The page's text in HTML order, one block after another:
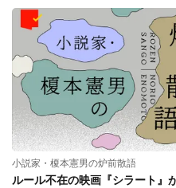
小説家・榎本憲男の炉前散語
ルール不在の映画『シラート』